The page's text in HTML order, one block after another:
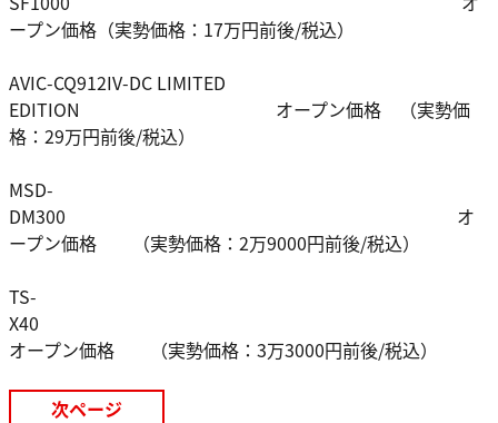
ープン価格（実勢価格：17万円前後/税込）
AVIC-CQ912IV-DC LIMITED
EDITION オープン価格 （実勢価
格：29万円前後/税込）
MSD-
DM300 オ
ープン価格 （実勢価格：2万9000円前後/税込）
TS-
X40
オープン価格 （実勢価格：3万3000円前後/税込）
次ページ